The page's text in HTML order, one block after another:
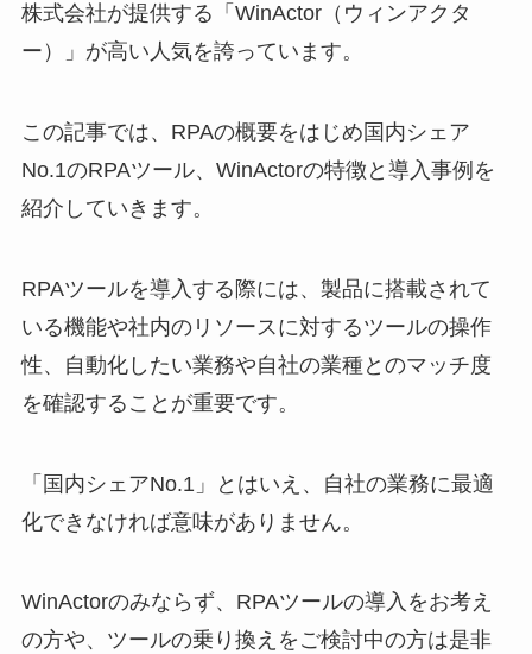
株式会社が提供する「WinActor（ウィンアクタ
ー）」が高い人気を誇っています。
この記事では、RPAの概要をはじめ国内シェア
No.1のRPAツール、WinActorの特徴と導入事例を
紹介していきます。
RPAツールを導入する際には、製品に搭載されて
いる機能や社内のリソースに対するツールの操作
性、自動化したい業務や自社の業種とのマッチ度
を確認することが重要です。
「国内シェアNo.1」とはいえ、自社の業務に最適
化できなければ意味がありません。
WinActorのみならず、RPAツールの導入をお考え
の方や、ツールの乗り換えをご検討中の方は是非